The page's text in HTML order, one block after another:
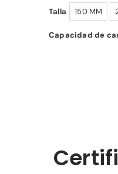
Talla 150 MM
Capacidad de